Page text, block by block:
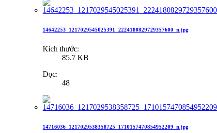
14642253_1217029545025391_2224180829729357600_n.jpg
Kích thước:
85.7 KB
Đọc:
48
14716036_1217029538358725_1710157470854952209_n.jpg